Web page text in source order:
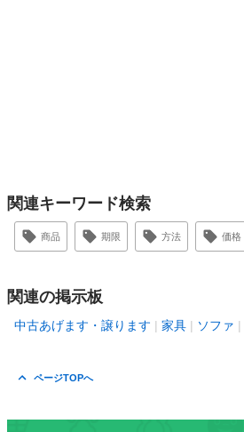
関連キーワード検索
商品 期限 方法 価格
関連の掲示板
中古あげます・譲ります 家具 ソファ
ページTOPへ